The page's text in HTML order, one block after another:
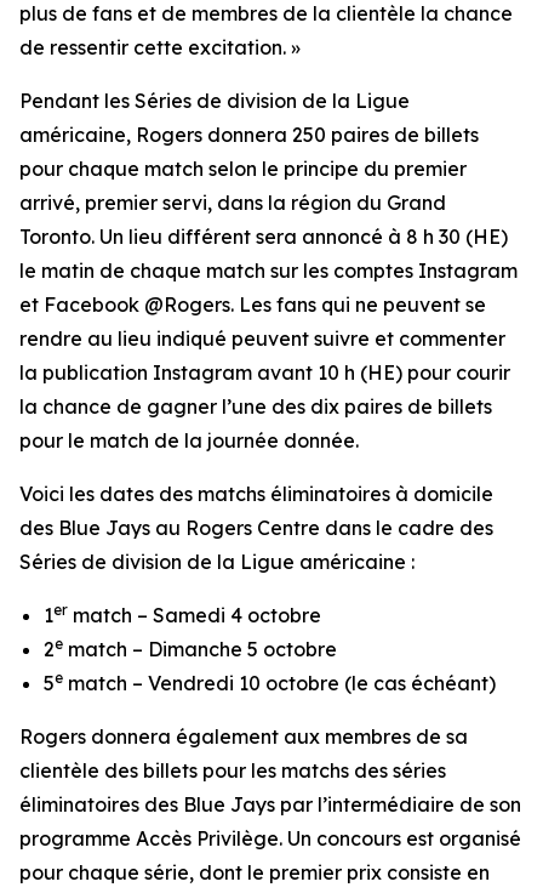
plus de fans et de membres de la clientèle la chance
de ressentir cette excitation. »
Pendant les Séries de division de la Ligue
américaine, Rogers donnera 250 paires de billets
pour chaque match selon le principe du premier
arrivé, premier servi, dans la région du Grand
Toronto. Un lieu différent sera annoncé à 8 h 30 (HE)
le matin de chaque match sur les comptes Instagram
et Facebook @Rogers. Les fans qui ne peuvent se
rendre au lieu indiqué peuvent suivre et commenter
la publication Instagram avant 10 h (HE) pour courir
la chance de gagner l’une des dix paires de billets
pour le match de la journée donnée.
Voici les dates des matchs éliminatoires à domicile
des Blue Jays au Rogers Centre dans le cadre des
Séries de division de la Ligue américaine :
1er match – Samedi 4 octobre
2e match – Dimanche 5 octobre
5e match – Vendredi 10 octobre (le cas échéant)
Rogers donnera également aux membres de sa
clientèle des billets pour les matchs des séries
éliminatoires des Blue Jays par l’intermédiaire de son
programme Accès Privilège. Un concours est organisé
pour chaque série, dont le premier prix consiste en